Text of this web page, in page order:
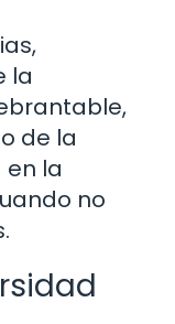
la
de la
la
no